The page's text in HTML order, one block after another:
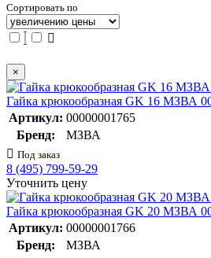
Сортировать по
×
Гайка крюкообразная GK 16 МЗВА
Артикул: 00000001765
Бренд:
МЗВА
Под заказ
8 (495) 799-59-29
Уточнить цену
Гайка крюкообразная GK 20 МЗВА
Артикул: 00000001766
Бренд:
МЗВА